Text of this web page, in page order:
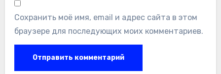
Сохранить моё имя, email и адрес сайта в этом
браузере для последующих моих комментариев.